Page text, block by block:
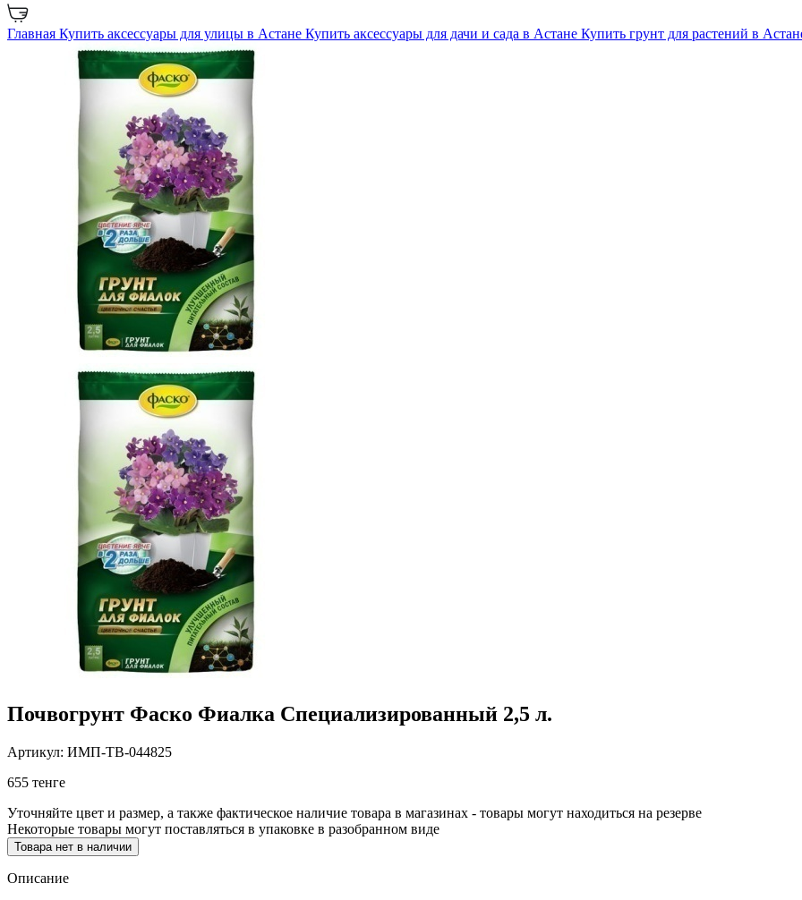
Главная Купить аксессуары для улицы в Астане Купить аксессуары для дачи и сада в Астане Купить грунт для растений в
Почвогрунт Фаско Фиалка Специализированный 2,5 л.
Артикул: ИМП-ТВ-044825
655 тенге
Уточняйте цвет и размер, а также фактическое наличие товара в магазинах - товары могут находиться на резерве
Некоторые товары могут поставляться в упаковке в разобранном виде
Товара нет в наличии
Описание